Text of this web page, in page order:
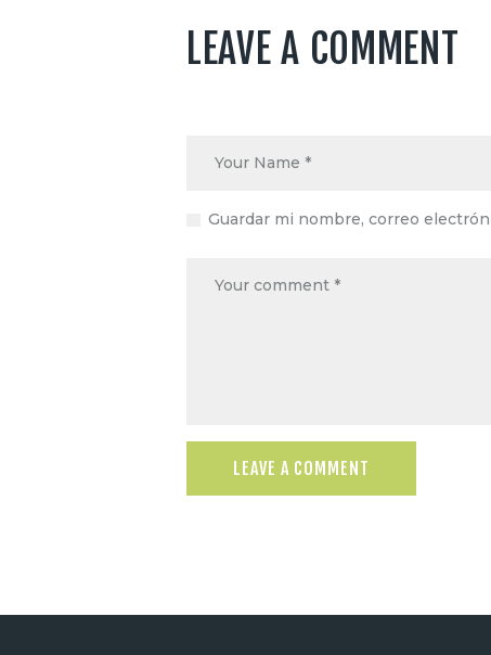
LEAVE A COMMENT
Guardar mi nombre, correo